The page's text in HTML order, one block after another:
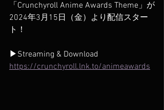
「Crunchyroll Anime Awards Theme」が
2024年3月15日（金）より配信スター
ト！
▶Streaming & Download
https://crunchyroll.lnk.to/animeawards